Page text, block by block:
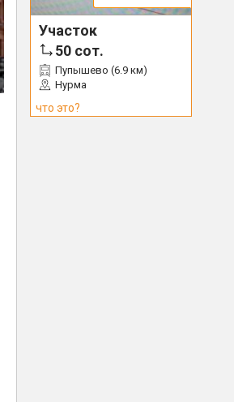
Участок
50 сот.
Пупышево (6.9 км)
Нурма
что это?